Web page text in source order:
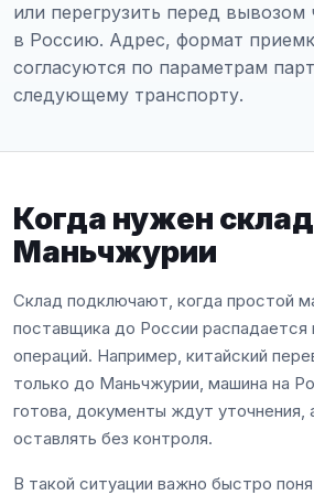
или перегрузить перед вывозом
в Россию. Адрес, формат
согласуются по параметрам
следующему транспорту.
Когда нужен
Маньчжурии
Склад подключают, когда простой
поставщика до России распадается
операций. Например, китайский
только до Маньчжурии, машина на
готова, документы ждут уточнения,
оставлять без контроля.
В такой ситуации важно быстро